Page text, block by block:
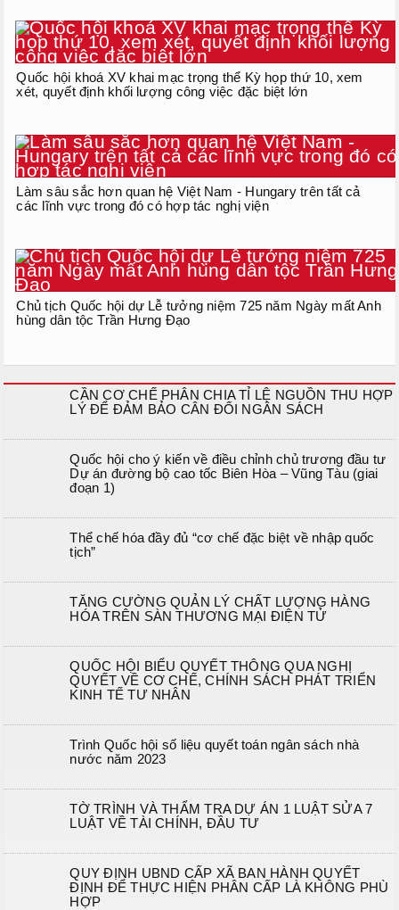
Quốc hội khoá XV khai mạc trọng thể Kỳ họp thứ 10, xem
xét, quyết định khối lượng công việc đặc biệt lớn
Làm sâu sắc hơn quan hệ Việt Nam - Hungary trên tất cả
các lĩnh vực trong đó có hợp tác nghị viện
Chủ tịch Quốc hội dự Lễ tưởng niệm 725 năm Ngày mất Anh
hùng dân tộc Trần Hưng Đạo
CẦN CƠ CHẾ PHÂN CHIA TỈ LỆ NGUỒN THU HỢP
LÝ ĐỂ ĐẢM BẢO CÂN ĐỐI NGÂN SÁCH
Quốc hội cho ý kiến về điều chỉnh chủ trương đầu tư
Dự án đường bộ cao tốc Biên Hòa – Vũng Tàu (giai
đoạn 1)
Thể chế hóa đầy đủ “cơ chế đặc biệt về nhập quốc
tịch”
TĂNG CƯỜNG QUẢN LÝ CHẤT LƯỢNG HÀNG
HÓA TRÊN SÀN THƯƠNG MẠI ĐIỆN TỬ
QUỐC HỘI BIỂU QUYẾT THÔNG QUA NGHỊ
QUYẾT VỀ CƠ CHẾ, CHÍNH SÁCH PHÁT TRIỂN
KINH TẾ TƯ NHÂN
Trình Quốc hội số liệu quyết toán ngân sách nhà
nước năm 2023
TỜ TRÌNH VÀ THẨM TRA DỰ ÁN 1 LUẬT SỬA 7
LUẬT VỀ TÀI CHÍNH, ĐẦU TƯ
QUY ĐỊNH UBND CẤP XÃ BAN HÀNH QUYẾT
ĐỊNH ĐỂ THỰC HIỆN PHÂN CẤP LÀ KHÔNG PHÙ
HỢP